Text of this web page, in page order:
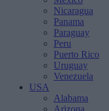
Nicaragua
Panama
Paraguay
Peru
Puerto Rico
Uruguay
Venezuela
USA
Alabama
Arizona